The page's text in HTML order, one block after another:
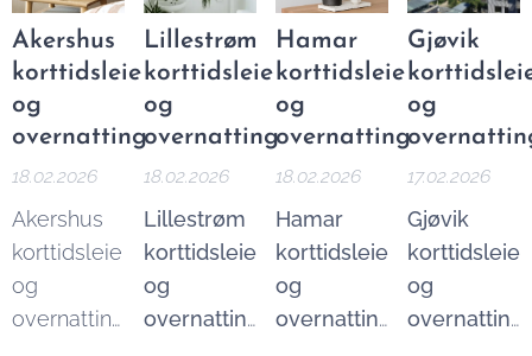
Akershus
korttidsleie
og
overnatting
18.02.2026
Akershus
korttidsleie
og
overnatting
Lillestrøm
korttidsleie
og
overnatting
18.02.2026
Lillestrøm
korttidsleie
og
overnatting
Hamar
korttidsleie
og
overnatting
18.02.2026
Hamar
korttidsleie
og
overnatting
Gjøvik
og
17.02.2026
Gjøvik
korttidsleie
og